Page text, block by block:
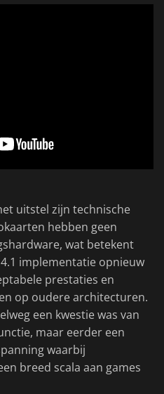
uitstel zijn technische
hebben geen
wat betekent
4.1 implementatie opnieuw
prestaties en
op oudere architecturen.
een kwestie was van
maar eerder een
waarbij
breed scala aan games